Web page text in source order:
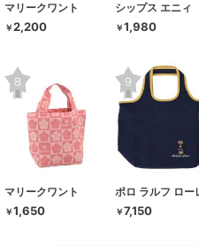
マリークワント
￥2,200
シップス エニィ
￥1,980
マリークワント
￥1,650
ポロ ラルフ ロー
￥7,150